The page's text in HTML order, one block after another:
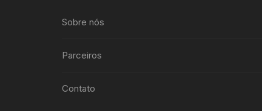
Sobre nós
Parceiros
Contato